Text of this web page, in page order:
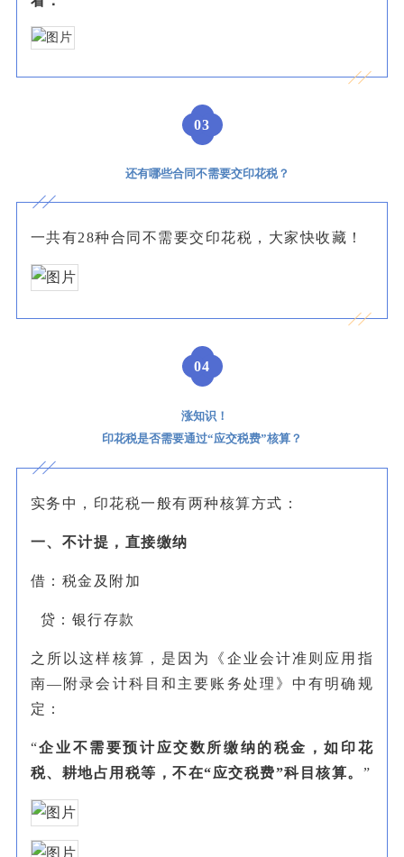
03
还有哪些合同不需要交印花税？
一共有28种合同不需要交印花税，大家快收藏！
04
涨知识！
印花税是否需要通过“应交税费”核算？
实务中，印花税一般有两种核算方式：
一、 不计提，直接缴纳
借：税金及附加
贷：银行存款
之所以这样核算，是因为《企业会计准则应用指
南—附录会计科目和主要账务处理》中有明确规
定：
“企业不需要预计应交数所缴纳的税金，如印花
税、耕地占用税等，不在“应交税费”科目核算。 ”